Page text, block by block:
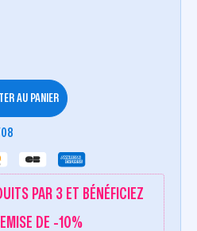
AU PANIER
PAR 3 ET BÉNÉFICIEZ
DE -10%